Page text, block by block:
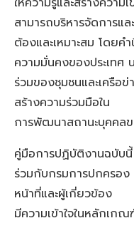
สามารถบริหารจัดการแ
ต้องและเหมาะสม โดย
ความมั่นคงของประเทศ
ร่วมของชุมชนและเครือ
สร้างความร่วมมือใน
การพัฒนาสถานะบุคคล
คู่มือการปฏิบัติงานฉบับ
ร่วมกับกรมการปกครอง
หน้าที่และผู้เกี่ยวข้อง
มีความเข้าใจในหลักเก